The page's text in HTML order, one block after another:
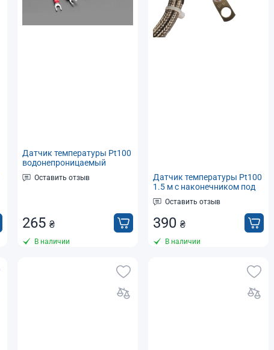
Датчик температуры Pt100
водонепроницаемый
(термосопротивление) для
ПИДОставить отзыв
265 ₴
В наличии
Датчик температуры Pt100
1.5 м с наконечником под
винт (термосопротивление)
-50...+400°C
Оставить отзыв
390 ₴
В наличии